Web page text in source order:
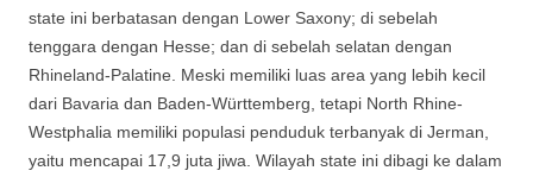
state ini berbatasan dengan Lower Saxony; di sebelah
tenggara dengan Hesse; dan di sebelah selatan dengan
Rhineland-Palatine. Meski memiliki luas area yang lebih kecil
dari Bavaria dan Baden-Württemberg, tetapi North Rhine-
Westphalia memiliki populasi penduduk terbanyak di Jerman,
yaitu mencapai 17,9 juta jiwa. Wilayah state ini dibagi ke dalam